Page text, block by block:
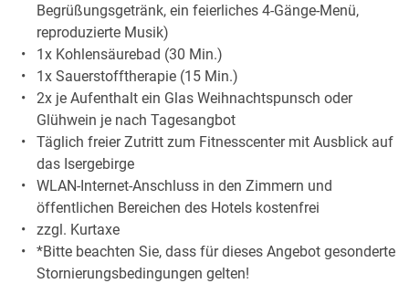
Begrüßungsgetränk, ein feierliches 4-Gänge-Menü,
reproduzierte Musik)
1x Kohlensäurebad (30 Min.)
1x Sauerstofftherapie (15 Min.)
2x je Aufenthalt ein Glas Weihnachtspunsch oder
Glühwein je nach Tagesangbot
Täglich freier Zutritt zum Fitnesscenter mit Ausblick auf
das Isergebirge
WLAN-Internet-Anschluss in den Zimmern und
öffentlichen Bereichen des Hotels kostenfrei
zzgl. Kurtaxe
*Bitte beachten Sie, dass für dieses Angebot gesonderte
Stornierungsbedingungen gelten!